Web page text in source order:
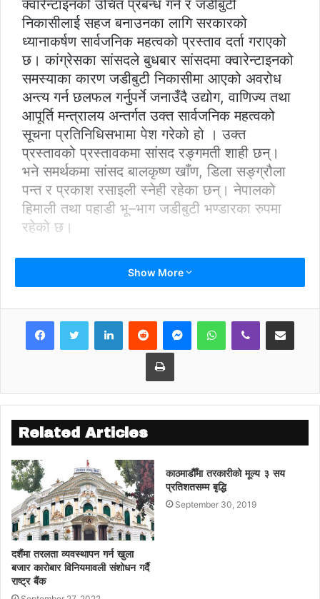
क्वारेन्टाइनको उचित प्रबन्ध गर्न र जडीबुटी
निकासीलाई सहज बनाउनका लागि सरकारको
ध्यानाकर्षण सार्वजनिक महत्वको प्रस्ताव दर्ता गराएको
छ। कांग्रेसका सांसदले बुधबार सांसदमा क्वारेन्टाइनको
समस्याका कारण जडीबुटी निकासीमा आएको अवरोध
अन्त्य गर्न छलफल गर्नुपर्ने जनाउँदै उद्योग, वाणिज्य तथा
आपूर्ति मन्त्रालय अन्तर्गत उक्त सार्वजनिक महत्वको
सूचना प्रतिनिधिसभामा पेश गरेको हो । उक्त
प्रस्तावको प्रस्तावकमा सांसद रङ्गमती शाही छन्।
भने समर्थकमा सांसद बालकृष्ण खाँण, डिला सङ्ग्रौला
पन्त र प्रकाश रसाइली स्नेही रहेका छन्। नेपालको
हिमाली तथा पहाडी भू–भाग जडीबुटी भण्डारका रुपमा
रहेको छ।
Show More
LinkedInReddit MessengerWhatsAppViber Share via Email
Print
Related Articles
दशैंमा तरलता व्यवस्थापन गर्न खुला
बजार कारोबार विनियमावली संशोधन गर्दै
राष्ट्र बैंक
काठमाडौैँमा तरकारीको मूल्य ३ सय
प्रतिशतसम्म बृद्धि
September 30, 2019